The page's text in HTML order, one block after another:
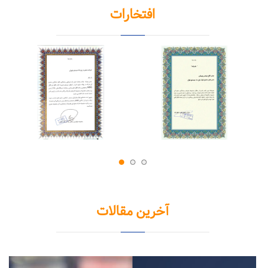
افتخارات
آخرین مقالات